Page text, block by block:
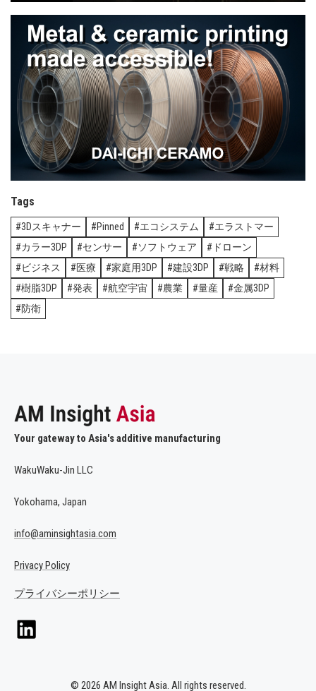
Tags
3Dスキャナー Pinned エコシステム
エラストマー
カラー3DP
センサー ソフトウェア
ドローン
ビジネス
医療 家庭用3DP 建設3DP 戦略
材料
樹脂3DP
発表 航空宇宙 農業 量産
金属3DP
防衛
Your gateway to Asia's additive manufacturing
WakuWaku-Jin LLC
Yokohama, Japan
info@aminsightasia.com
Privacy Policy
プライバシーポリシー
© 2026 AM Insight Asia. All rights reserved.